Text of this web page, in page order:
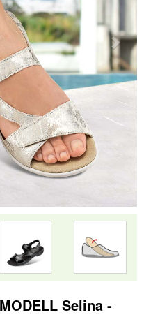
Selina -